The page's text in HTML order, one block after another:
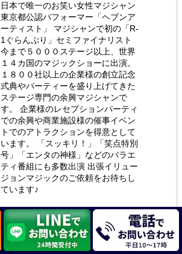
日本で唯一のお笑い女性マジシャン
東京都公認パフォーマー「ヘブンア
ーティスト」 マジシャンで初の「R-
1ぐらんぷり」セミファイナリスト
今まで５０００ステージ以上、世界
１４カ国のマジックショーに出演。
１８００社以上の企業様の創立記念
式典やパーティーを盛り上げてきた
ステージ専門の余興マジシャンで
す。 企業様のレセプションパーティ
での余興や商業施設様の催事イベン
トでのアトラクションを得意として
います。 「スッキリ！」「笑点特別
号」「エンタの神様」などのバラエ
ティ番組にも多数出演 出張イリュー
ジョンマジックのご依頼をお待ちし
ています♪
詳しいプロフィールは
こちら